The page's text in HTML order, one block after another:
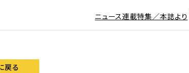
ニュース連載特集／本誌より
戻る